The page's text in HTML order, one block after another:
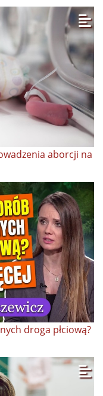
aborcji na
droga płciową?